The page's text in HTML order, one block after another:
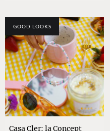
GOOD LOOKS
Casa Cler: la Concept